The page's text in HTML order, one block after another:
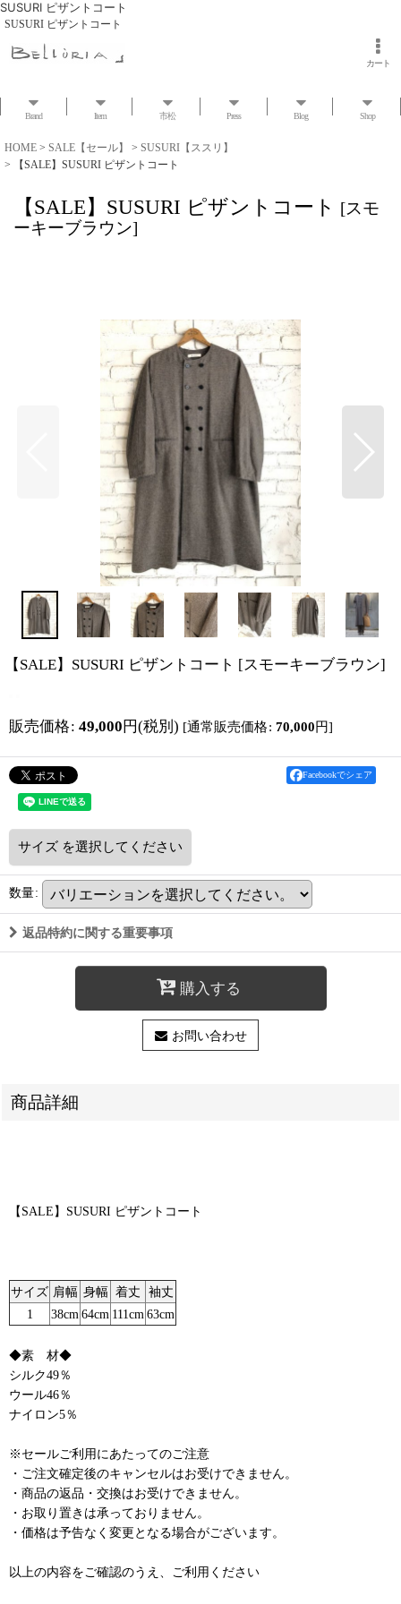
SUSURI ピザントコート
SUSURI ピザントコート
カート
Brand Item 市松 Press Blog Shop
HOME > SALE【セール】 > SUSURI【ススリ】
>
【SALE】SUSURI ピザントコート
【SALE】SUSURI ピザントコート [スモ
ーキーブラウン]
【SALE】SUSURI ピザントコート [スモーキーブラウン]
販売価格: 49,000 円(税別) [通常販売価格: 70,000円]
Facebookでシェア
サイズ を選択してください
数量:
返品特約に関する重要事項
購入する
お問い合わせ
商品詳細
【SALE】SUSURI ピザントコート
サイズ 肩幅 身幅 着丈
袖丈
1
38cm 64cm 111cm 63cm
◆素 材◆
シルク49％
ウール46％
ナイロン5％
※セールご利用にあたってのご注意
・ご注文確定後のキャンセルはお受けできません。
・商品の返品・交換はお受けできません。
・お取り置きは承っておりません。
・価格は予告なく変更となる場合がございます。
以上の内容をご確認のうえ、ご利用ください